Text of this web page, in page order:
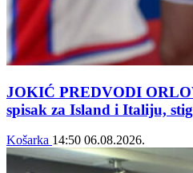
JOKIĆ PREDVODI
spisak za Island i Italiju,
Košarka 14:50 06.08.2026.